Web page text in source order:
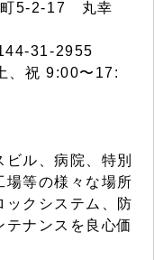
5-2-17 丸幸
31-2955
、祝 9:00〜17:
ル、病院、特別
場等の様々な場所
ックシステム、防
ナンスを良心価